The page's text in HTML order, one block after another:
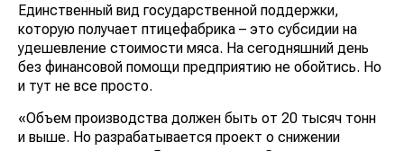
Единственный вид государственной поддержки,
которую получает птицефабрика – это субсидии на
удешевление стоимости мяса. На сегодняшний день
без финансовой помощи предприятию не обойтись. Но
и тут не все просто.
«Объем производства должен быть от 20 тысяч тонн
и выше. Но разрабатывается проект о снижении